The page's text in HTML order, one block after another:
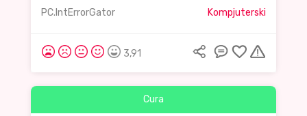
PC.IntErrorGator Kompjuterski
3,91
Cura